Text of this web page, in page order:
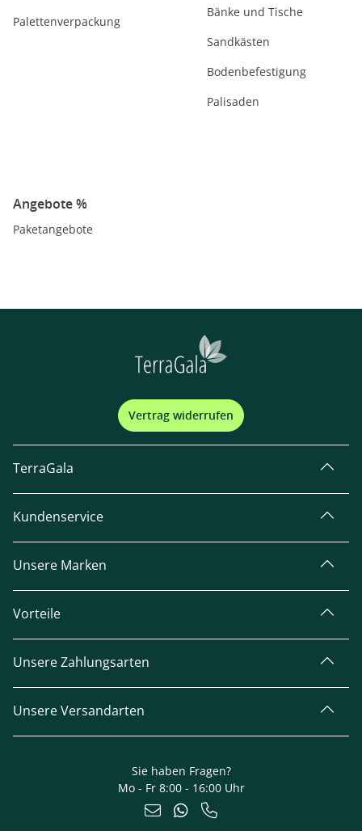
Palettenverpackung
Bänke und Tische
Sandkästen
Bodenbefestigung
Palisaden
Angebote %
Paketangebote
Vertrag widerrufen
TerraGala
Kundenservice
Unsere Marken
Vorteile
Unsere Zahlungsarten
Unsere Versandarten
Sie haben Fragen?
Mo - Fr 8:00 - 16:00 Uhr